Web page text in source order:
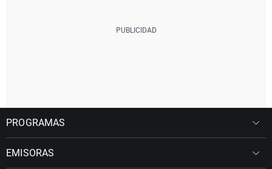
PROGRAMAS
EMISORAS